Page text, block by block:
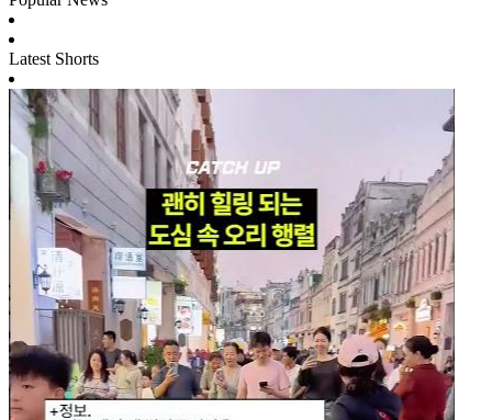
Latest Shorts